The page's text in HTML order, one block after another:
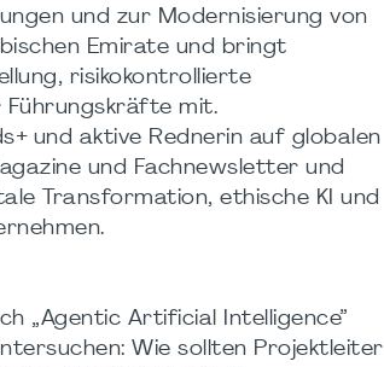
und zur Modernisierung von
Emirate und bringt
risikokontrollierte
Führungskräfte mit.
und aktive Rednerin auf globalen
und Fachnewsletter und
Transformation, ethische KI und
„Agentic Artificial Intelligence”
Wie sollten Projektleiter